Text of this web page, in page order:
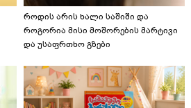
როდის არის ხალი საშიში და
როგორია მისი მოშორების მარტივი
და უსაფრთხო გზები